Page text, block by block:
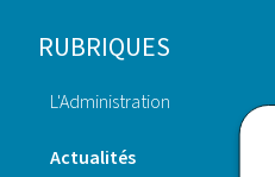
Pied
de
RUBRIQUES
L'Administration
Actualités